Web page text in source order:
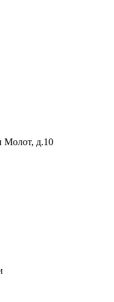
Молот, д.10